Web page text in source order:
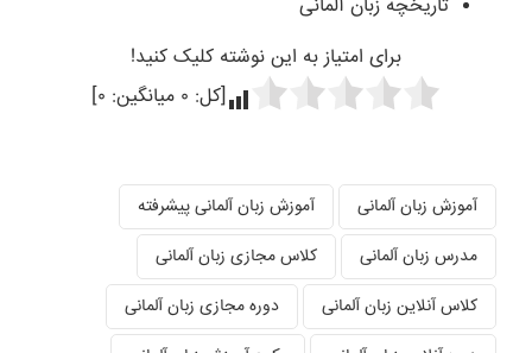
تاریخچه زبان آلمانی
برای امتیاز به این نوشته کلیک کنید!
[کل: ۰ میانگین: ۰]
آموزش زبان آلمانی آموزش زبان آلمانی پیشرفته
دوره مجازی زبان آلمانی کلاس آنلاین زبان آلمانی
کلاس مجازی زبان آلمانی مدرس زبان آلمانی